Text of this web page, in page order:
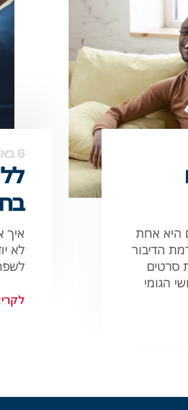
היא אחת
הדיבור
סרטים
הגומי
6 באוק׳ 2022
איך
לא